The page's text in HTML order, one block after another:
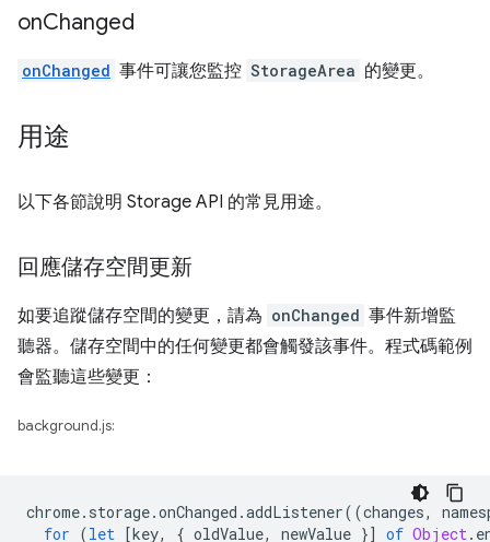
onChanged
onChanged 事件可讓您監控 StorageArea 的變更。
用途
以下各節說明 Storage API 的常見用途。
回應儲存空間更新
如要追蹤儲存空間的變更，請為 onChanged 事件新增監
聽器。儲存空間中的任何變更都會觸發該事件。程式碼範例
會監聽這些變更：
background.js:
chrome. storage.onChanged .addListener((changes,
for (let [key, { oldValue, newValue }] of Object.